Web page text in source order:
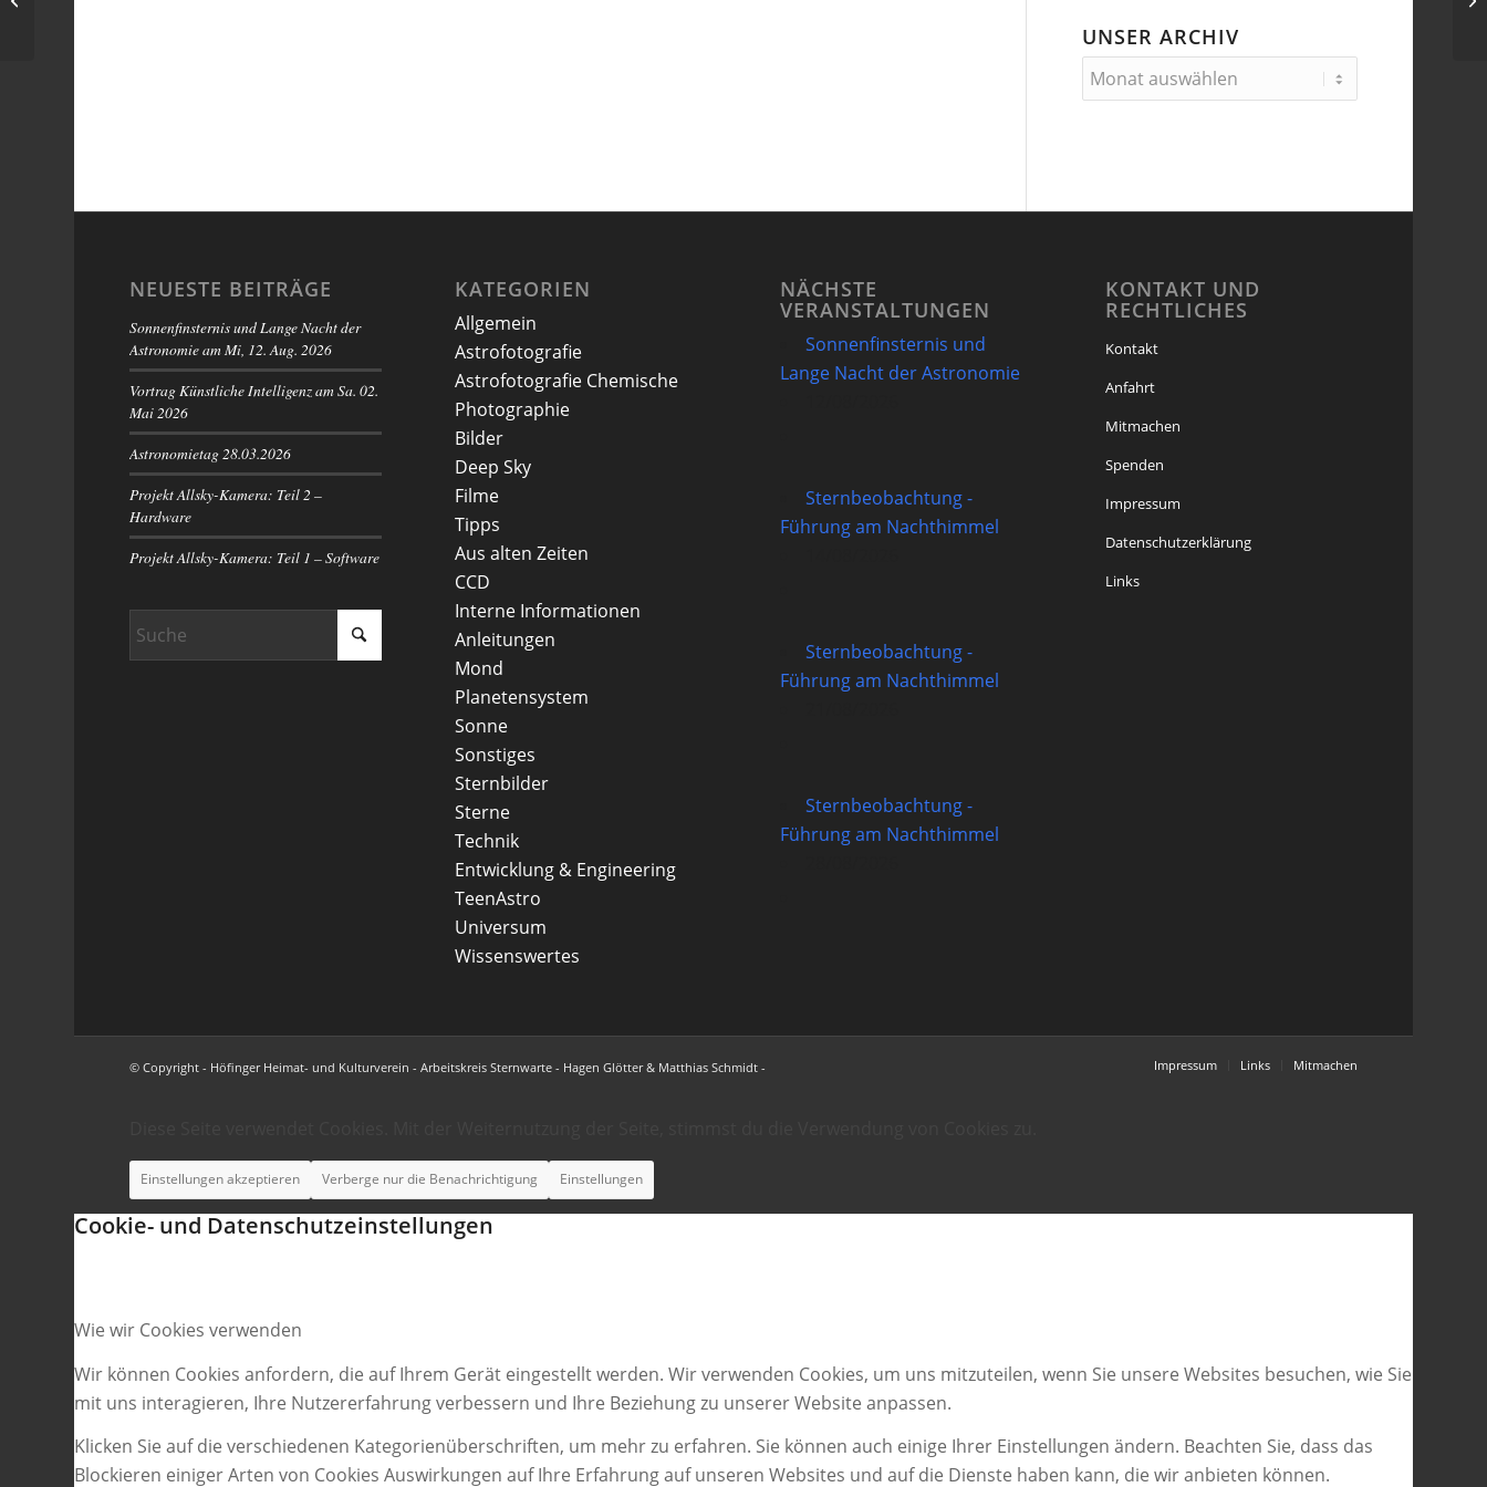
UNSER ARCHIV
NEUESTE BEITRÄGE
Sonnenfinsternis und Lange Nacht der
Astronomie am Mi, 12. Aug. 2026
Vortrag Künstliche Intelligenz am Sa. 02.
Mai 2026
Astronomietag 28.03.2026
Projekt Allsky-Kamera: Teil 2 –
Hardware
Projekt Allsky-Kamera: Teil 1 – Software
KATEGORIEN
Allgemein
Astrofotografie
Astrofotografie Chemische
Photographie
Bilder
Deep Sky
Filme
Tipps
Aus alten Zeiten
CCD
Interne Informationen
Anleitungen
Mond
Planetensystem
Sonne
Sonstiges
Sternbilder
Sterne
Technik
Entwicklung & Engineering
TeenAstro
Universum
Wissenswertes
NÄCHSTE
VERANSTALTUNGEN
Sonnenfinsternis und
Lange Nacht der Astronomie
Sternbeobachtung -
Führung am Nachthimmel
Sternbeobachtung -
Führung am Nachthimmel
Sternbeobachtung -
Führung am Nachthimmel
KONTAKT UND
RECHTLICHES
Kontakt
Anfahrt
Mitmachen
Spenden
Impressum
Datenschutzerklärung
Links
© Copyright - Höfinger Heimat- und Kulturverein - Arbeitskreis Sternwarte - Hagen Glötter & Matthias Schmidt - Impressum Links Mitmachen
Einstellungen akzeptieren Verberge nur die Benachrichtigung Einstellungen
Cookie- und Datenschutzeinstellungen
Wie wir Cookies verwenden
Wir können Cookies anfordern, die auf Ihrem Gerät eingestellt werden. Wir verwenden Cookies, um uns mitzuteilen, wenn Sie unsere Websites besuchen, wie Sie
mit uns interagieren, Ihre Nutzererfahrung verbessern und Ihre Beziehung zu unserer Website anpassen.
Klicken Sie auf die verschiedenen Kategorienüberschriften, um mehr zu erfahren. Sie können auch einige Ihrer Einstellungen ändern. Beachten Sie, dass das
Blockieren einiger Arten von Cookies Auswirkungen auf Ihre Erfahrung auf unseren Websites und auf die Dienste haben kann, die wir anbieten können.